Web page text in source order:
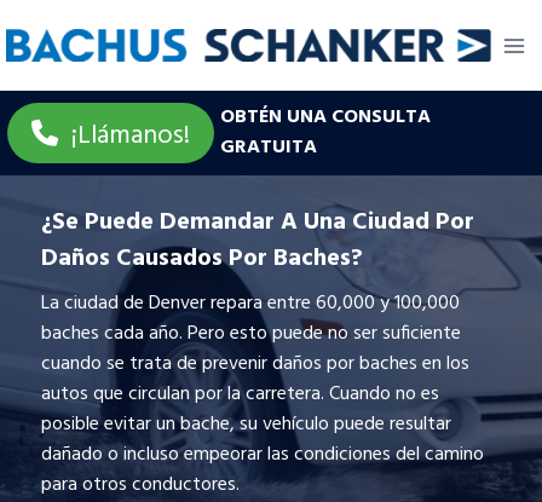
to
¡Llámanos!
OBTÉN UNA CONSULTA
GRATUITA
¿Se Puede Demandar A Una Ciudad Por
Daños Causados Por Baches?
La ciudad de Denver repara entre 60,000 y 100,000
baches cada año. Pero esto puede no ser suficiente
cuando se trata de prevenir daños por baches en los
autos que circulan por la carretera. Cuando no es
posible evitar un bache, su vehículo puede resultar
dañado o incluso empeorar las condiciones del camino
para otros conductores.